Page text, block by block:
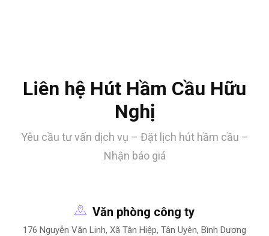
Liên hệ Hút Hầm Cầu Hữu
Nghị
Yêu cầu tư vấn dịch vụ – Đặt lịch hút hầm cầu –
Nhận báo giá
Văn phòng công ty
176 Nguyễn Văn Linh, Xã Tân Hiệp, Tân Uyên, Bình Dương